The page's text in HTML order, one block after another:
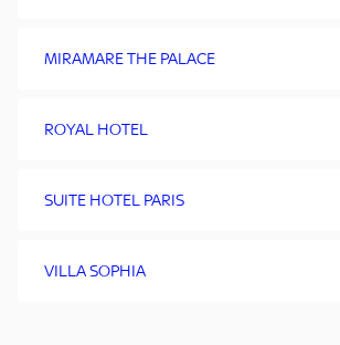
MIRAMARE THE PALACE
ROYAL HOTEL
SUITE HOTEL PARIS
VILLA SOPHIA